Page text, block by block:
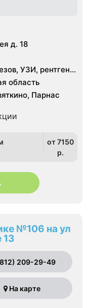
д. 18
УЗИ, рентген
область
Парнас
от 7150
p.
№106 на ул
13
209-29-49
На карте